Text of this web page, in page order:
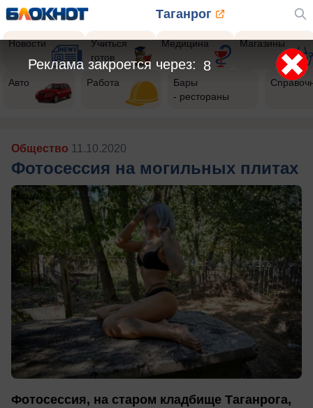
Таганрог
Новости
Учиться
готов
Медицина Магазины
Авто Работа
Бары
- рестораны
Общество 11.10.2020
Фотосессия на могильных плитах
Фотосессия, на старом кладбище Таганрога,
5
Реклама закроется через: